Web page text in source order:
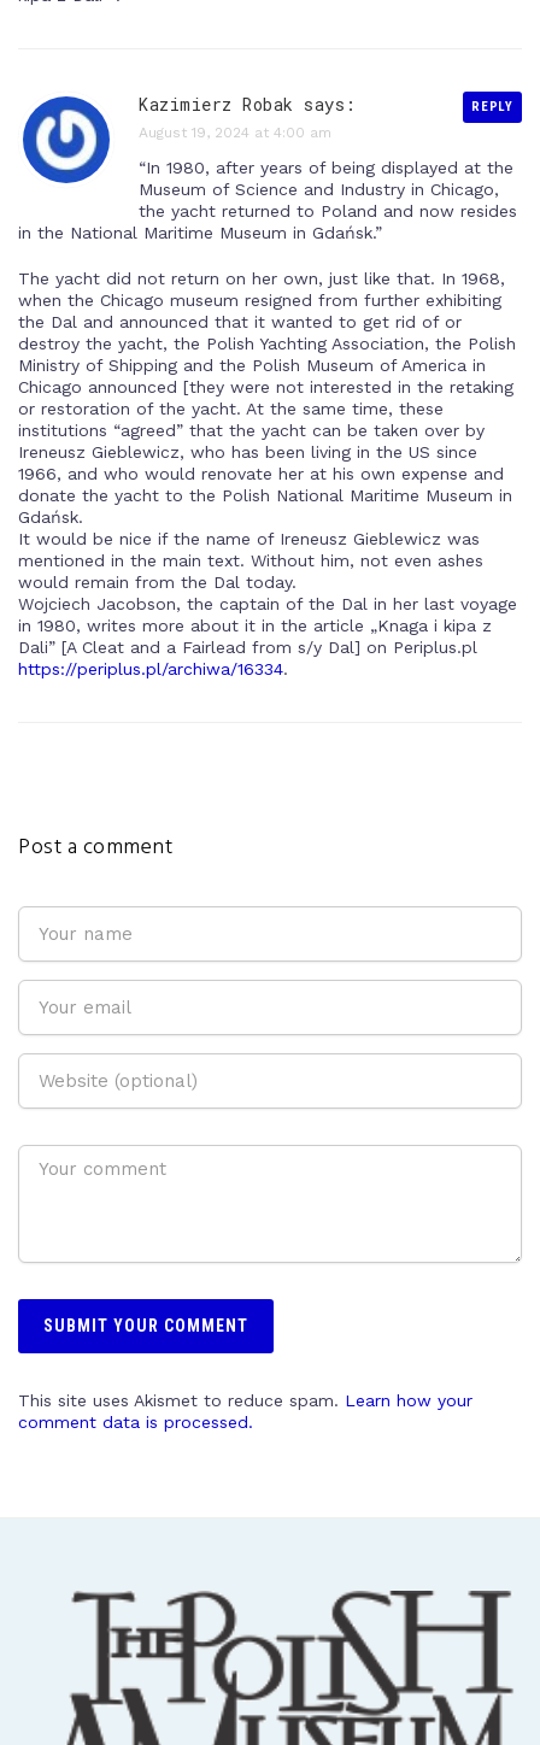
REPLY
Kazimierz Robak says:
August 19, 2024 at 4:00 am
“In 1980, after years of being displayed at the
Museum of Science and Industry in Chicago,
the yacht returned to Poland and now resides
in the National Maritime Museum in Gdańsk.”
The yacht did not return on her own, just like that. In 1968,
when the Chicago museum resigned from further exhibiting
the Dal and announced that it wanted to get rid of or
destroy the yacht, the Polish Yachting Association, the Polish
Ministry of Shipping and the Polish Museum of America in
Chicago announced [they were not interested in the retaking
or restoration of the yacht. At the same time, these
institutions “agreed” that the yacht can be taken over by
Ireneusz Gieblewicz, who has been living in the US since
1966, and who would renovate her at his own expense and
donate the yacht to the Polish National Maritime Museum in
Gdańsk.
It would be nice if the name of Ireneusz Gieblewicz was
mentioned in the main text. Without him, not even ashes
would remain from the Dal today.
Wojciech Jacobson, the captain of the Dal in her last voyage
in 1980, writes more about it in the article „Knaga i kipa z
Dali” [A Cleat and a Fairlead from s/y Dal] on Periplus.pl
https://periplus.pl/archiwa/16334.
Post a comment
This site uses Akismet to reduce spam. Learn how your
comment data is processed.